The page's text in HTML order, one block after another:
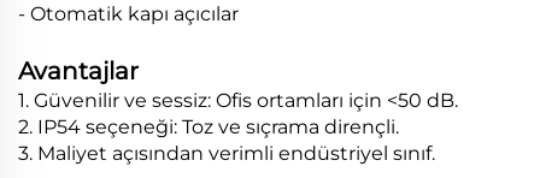
- Otomatik kapı açıcılar
Avantajlar
1. Güvenilir ve sessiz: Ofis ortamları için <50 dB.
2. IP54 seçeneği: Toz ve sıçrama dirençli.
3. Maliyet açısından verimli endüstriyel sınıf.